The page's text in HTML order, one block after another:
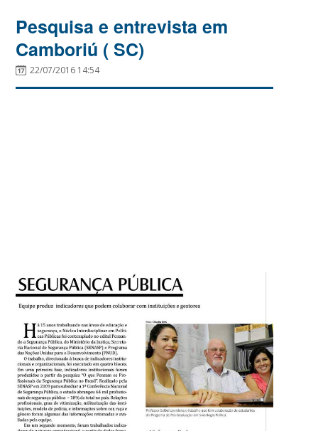
Pesquisa e entrevista em
Camboriú ( SC)
22/07/2016 14:54